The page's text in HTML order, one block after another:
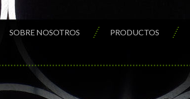
SOBRE NOSOTROS PRODUCTOS